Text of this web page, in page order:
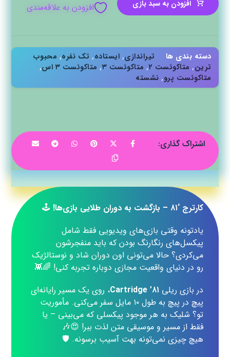
افزودن به سبد بازی افزودن به علاقه‌مندی
دسته بندی ها تیراندازی, ایستاده, تک نفره, محبوب
ترین, متاکوئست ۲ , متاکوئست ۳ , متاکوئست ۳ اس
,
متاکوئست پرو, نشسته
کارترج ‘۸۱ – بازگشت به دوران طلایی بازی‌ها!
🕹️
یادتونه وقتی بازی‌های ویدیویی فقط شامل
پیکسل‌های رنگارنگ بودن که باید منفجرشون
می‌کردی؟ حالا می‌تونی اون دوران شاد و نوستالژیک
رو در دنیای واقعیت مجازی دوباره تجربه کنی! 🌈👾
در بازی ریلی Cartridge ’۸۱، روی یک مسیر رایانه‌ای
پیچ در پیچ به طول ۱۰ مایل سفر می‌کنی. مأموریت
تو؟ شلیک به هر موجود پیکسلی که می‌بینی – یا
فقط از مسیر و موسیقی متن لذت ببر! 😍🎶
هیچ چیزی نمی‌تونه بهت آسیب برسونه. 🛡️